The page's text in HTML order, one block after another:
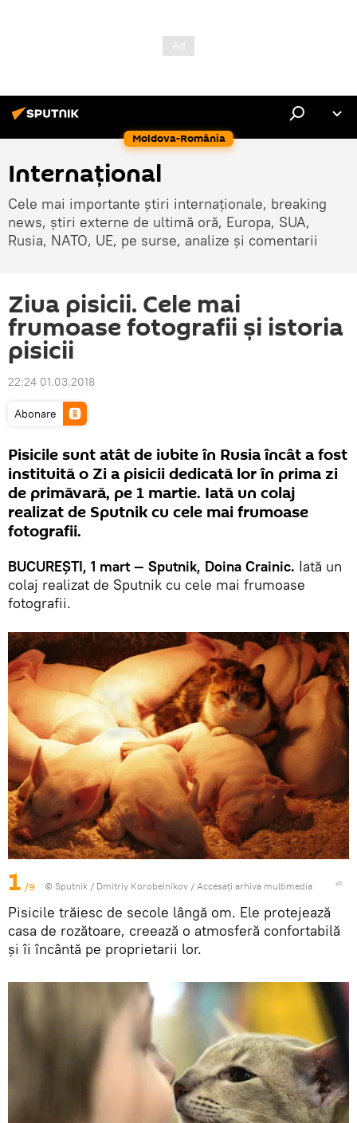
Moldova-România
Internaţional
Cele mai importante știri internaționale, breaking
news, știri externe de ultimă oră, Europa, SUA,
Rusia, NATO, UE, pe surse, analize și comentarii
Ziua pisicii. Cele mai
frumoase fotografii şi istoria
pisicii
22:24 01.03.2018
Abonare
Pisicile sunt atât de iubite în Rusia încât a fost
instituită o Zi a pisicii dedicată lor în prima zi
de primăvară, pe 1 martie. Iată un colaj
realizat de Sputnik cu cele mai frumoase
fotografii.
BUCUREŞTI, 1 mart — Sputnik, Doina Crainic. Iată un
colaj realizat de Sputnik cu cele mai frumoase
fotografii.
1 /9 © Sputnik / Dmitriy Korobeinikov / Accesați arhiva multimedia
Pisicile trăiesc de secole lângă om. Ele protejează
casa de rozătoare, creează o atmosferă confortabilă
și îi încântă pe proprietarii lor.